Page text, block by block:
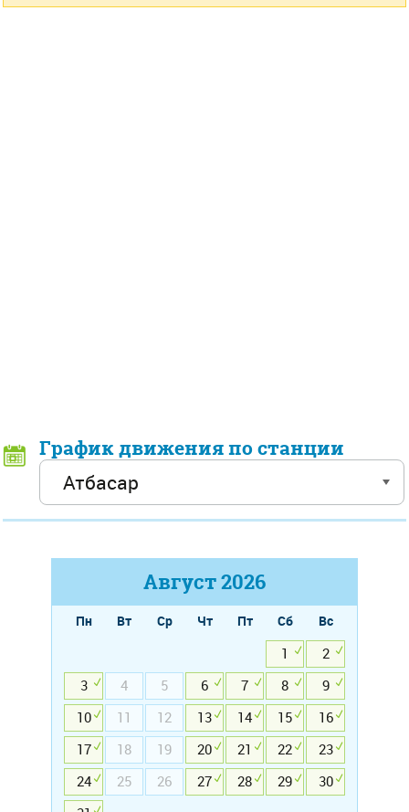
График движения по станции
Август2026
Пн Вт Ср Чт Пт Сб
Вс
1
2
3
4 5 6 7 8
9
10
11 12 13 14 15
16
17
18 19 20 21 22
23
24
25 26 27 28 29
30